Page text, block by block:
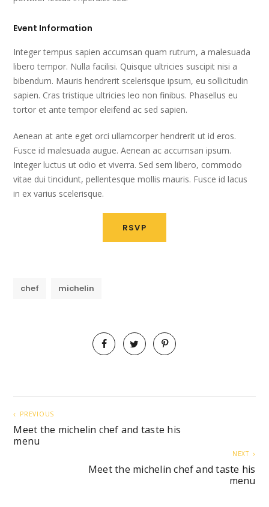
Event Information
Integer tempus sapien accumsan quam rutrum, a malesuada
libero tempor. Nulla facilisi. Quisque ultricies suscipit nisi a
bibendum. Mauris hendrerit scelerisque ipsum, eu sollicitudin
sapien. Cras tristique ultricies leo non finibus. Phasellus eu
tortor et ante tempor eleifend ac sed sapien.
Aenean at ante eget orci ullamcorper hendrerit ut id eros.
Fusce id malesuada augue. Aenean ac accumsan ipsum.
Integer luctus ut odio et viverra. Sed sem libero, commodo
vitae dui tincidunt, pellentesque mollis mauris. Fusce id lacus
in ex varius scelerisque.
RSVP
chef michelin
PREVIOUS
Meet the michelin chef and taste his
menu
NEXT
Meet the michelin chef and taste his
menu